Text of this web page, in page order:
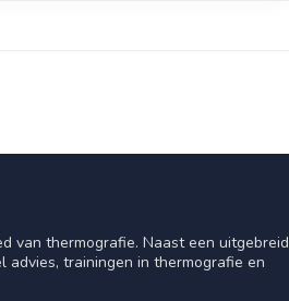
van thermografie. Naast een uitgebreid
advies, trainingen in thermografie en